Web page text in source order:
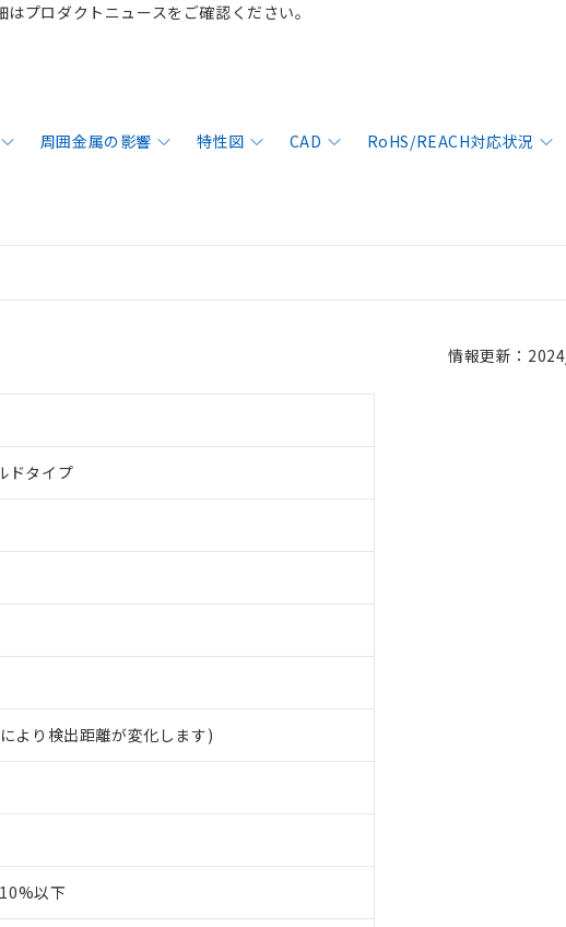
はプロダクトニュースをご確認ください。
周囲金属の影響 特性図 CAD
RoHS/REACH対応状況
情報更新：
ドタイプ
より検出距離が変化します)
以下